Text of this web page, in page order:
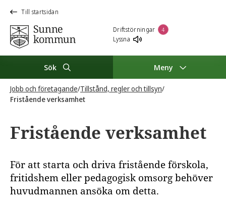
Till startsidan
Driftstörningar 4
Lyssna
Sök Meny
Jobb och företagande/Tillstånd, regler och tillsyn/
Fristående verksamhet
Fristående verksamhet
För att starta och driva fristående förskola,
fritidshem eller pedagogisk omsorg behöver
huvudmannen ansöka om detta.